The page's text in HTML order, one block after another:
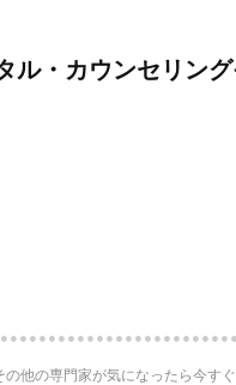
ル・カウンセリン
他の専門家が気になったら今す